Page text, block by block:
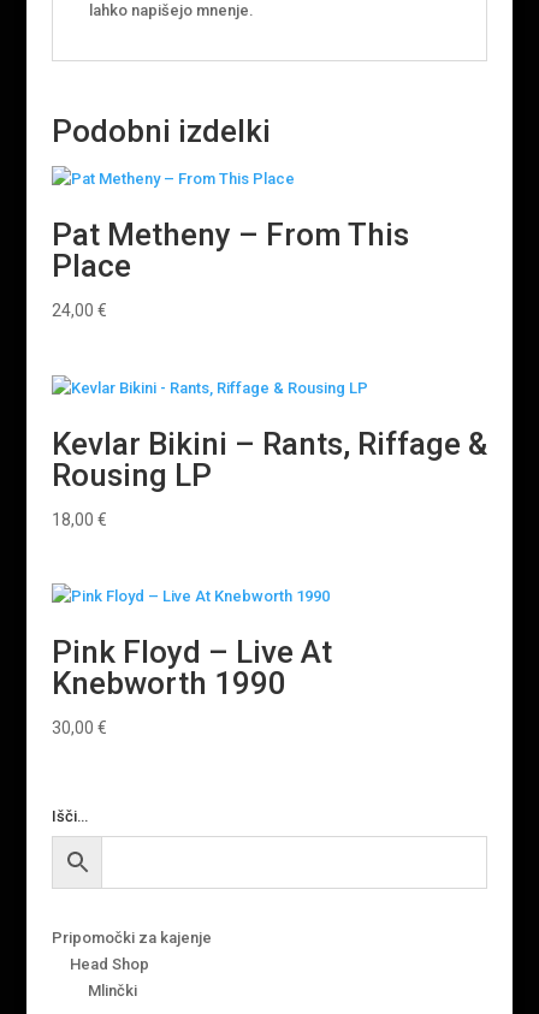
lahko napišejo mnenje.
Podobni izdelki
Pat Metheny ‎– From This
Place
24,00 €
Kevlar Bikini – Rants, Riffage &
Rousing LP
18,00 €
Pink Floyd ‎– Live At
Knebworth 1990
30,00 €
Išči…
Pripomočki za kajenje
Head Shop
Mlinčki